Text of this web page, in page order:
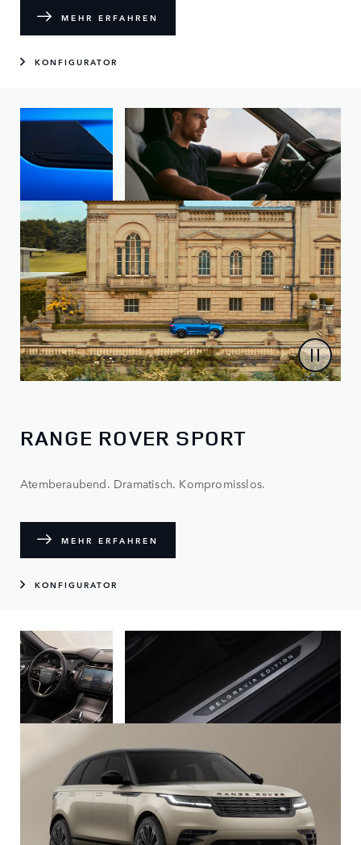
MEHR ERFAHREN
KONFIGURATOR
RANGE ROVER SPORT
Atemberaubend. Dramatisch. Kompromisslos.
MEHR ERFAHREN
KONFIGURATOR